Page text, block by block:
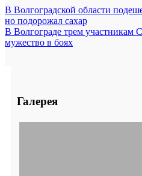
В Волгоградской области
но подорожал сахар
В Волгограде трем участникам
мужество в боях
Галерея